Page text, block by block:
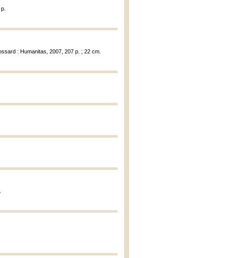
: Humanitas, 2007, 207 p. ; 22 cm.